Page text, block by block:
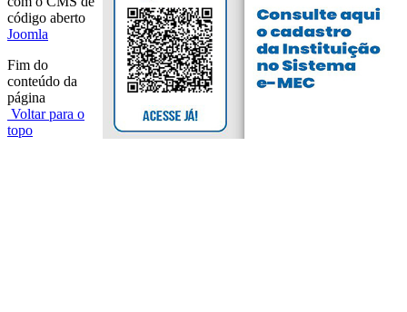
código aberto
Joomla
Fim do
conteúdo da
página
Voltar para o
topo